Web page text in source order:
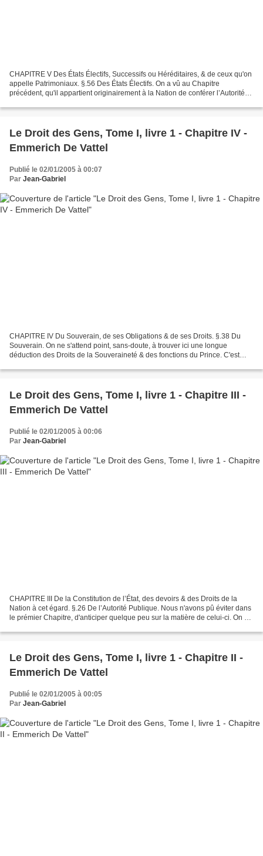
CHAPITRE V Des États Électifs, Successifs ou Héréditaires, & de ceux qu'on
appelle Patrimoniaux. §.56 Des États Électifs. On a vû au Chapitre
précédent, qu'il appartient originairement à la Nation de conférer l’Autorité
Le Droit des Gens, Tome I, livre 1 - Chapitre IV -
Emmerich De Vattel
Publié le 02/01/2005 à 00:07
Par Jean-Gabriel
CHAPITRE IV Du Souverain, de ses Obligations & de ses Droits. §.38 Du
Souverain. On ne s'attend point, sans-doute, à trouver ici une longue
déduction des Droits de la Souveraineté & des fonctions du Prince. C'est
Le Droit des Gens, Tome I, livre 1 - Chapitre III -
Emmerich De Vattel
Publié le 02/01/2005 à 00:06
Par Jean-Gabriel
CHAPITRE III De la Constitution de l’État, des devoirs & des Droits de la
Nation à cet égard. §.26 De l’Autorité Publique. Nous n'avons pû éviter dans
le prémier Chapitre, d'anticiper quelque peu sur la matière de celui-ci. On a
Le Droit des Gens, Tome I, livre 1 - Chapitre II -
Emmerich De Vattel
Publié le 02/01/2005 à 00:05
Par Jean-Gabriel